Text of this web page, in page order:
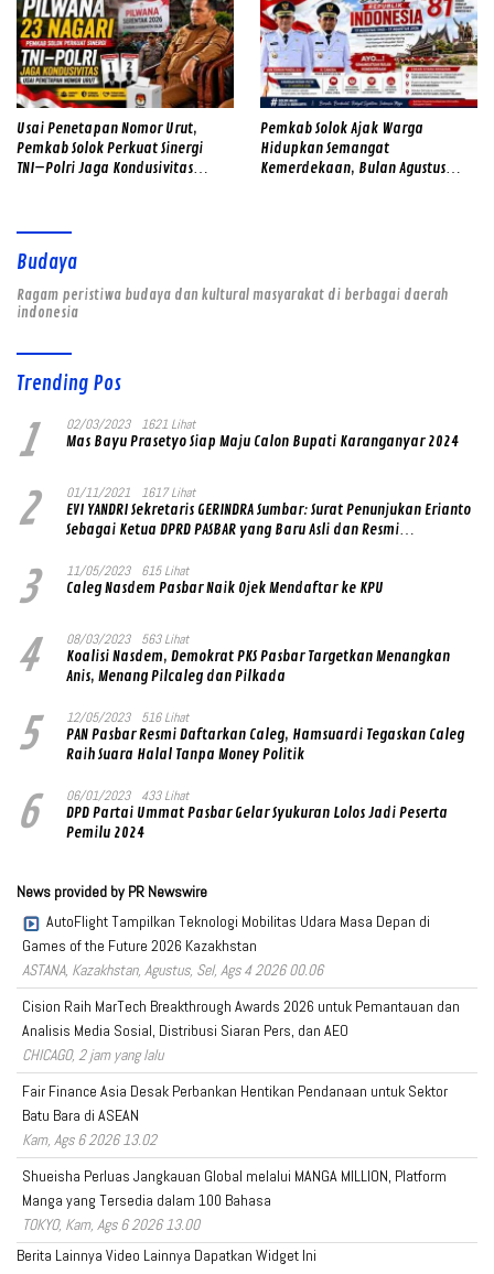
Usai Penetapan Nomor Urut,
Pemkab Solok Perkuat Sinergi
TNI–Polri Jaga Kondusivitas
Pemkab Solok Ajak Warga
Hidupkan Semangat
Kemerdekaan, Bulan Agustus
Budaya
Ragam peristiwa budaya dan kultural masyarakat di berbagai daerah
indonesia
Trending Pos
1 02/03/2023 1621 Lihat
Mas Bayu Prasetyo Siap Maju Calon Bupati Karanganyar 2024
2 01/11/2021 1617 Lihat
EVI YANDRI Sekretaris GERINDRA Sumbar: Surat Penunjukan Erianto
Sebagai Ketua DPRD PASBAR yang Baru Asli dan Resmi
3 11/05/2023 615 Lihat
Caleg Nasdem Pasbar Naik Ojek Mendaftar ke KPU
4 08/03/2023 563 Lihat
Koalisi Nasdem, Demokrat PKS Pasbar Targetkan Menangkan
Anis, Menang Pilcaleg dan Pilkada
5 12/05/2023 516 Lihat
PAN Pasbar Resmi Daftarkan Caleg, Hamsuardi Tegaskan Caleg
Raih Suara Halal Tanpa Money Politik
6 06/01/2023 433 Lihat
DPD Partai Ummat Pasbar Gelar Syukuran Lolos Jadi Peserta
Pemilu 2024
News provided by PR Newswire
AutoFlight Tampilkan Teknologi Mobilitas Udara Masa Depan di
Games of the Future 2026 Kazakhstan
ASTANA, Kazakhstan, Agustus, Sel, Ags 4 2026 00.06
Cision Raih MarTech Breakthrough Awards 2026 untuk Pemantauan dan
Analisis Media Sosial, Distribusi Siaran Pers, dan AEO
CHICAGO, 2 jam yang lalu
Fair Finance Asia Desak Perbankan Hentikan Pendanaan untuk Sektor
Batu Bara di ASEAN
Kam, Ags 6 2026 13.02
Shueisha Perluas Jangkauan Global melalui MANGA MILLION, Platform
Manga yang Tersedia dalam 100 Bahasa
TOKYO, Kam, Ags 6 2026 13.00
Berita Lainnya Video Lainnya Dapatkan Widget Ini